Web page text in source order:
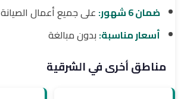
ضمان 6 شهور:
على جميع أعمال الصيانة
أسعار مناسبة: بدون مبالغة
مناطق أخرى في الشرقية